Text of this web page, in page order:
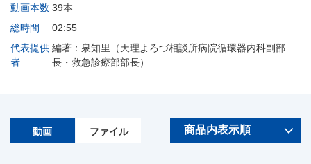
動画本数 39本
総時間
02:55
代表提供
者
編著：泉知里（天理よろづ相談所病院循環器内科副部
長・救急診療部部長）
動画 ファイル